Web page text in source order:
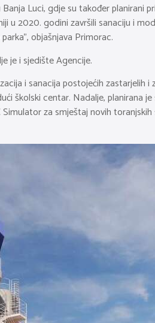
Luci, gdje su također planirani
u 2020. godini završili sanaciju i
objašnjava Primorac.
je i sjedište Agencije.
i sanacija postojećih
školski centar. Nadalje, planirana
za smještaj novih